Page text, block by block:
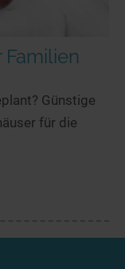
Günstige
für die